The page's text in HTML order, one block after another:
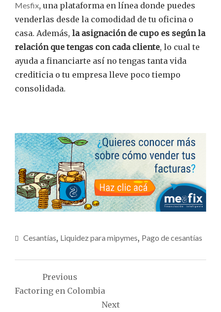
Mesfix, una plataforma en línea donde puedes
venderlas desde la comodidad de tu oficina o
casa. Además, la asignación de cupo es según la
relación que tengas con cada cliente, lo cual te
ayuda a financiarte así no tengas tanta vida
crediticia o tu empresa lleve poco tiempo
consolidada.
Cesantías, Liquidez para mipymes, Pago de cesantías
Navegación
de
Previous
Factoring en Colombia
Next